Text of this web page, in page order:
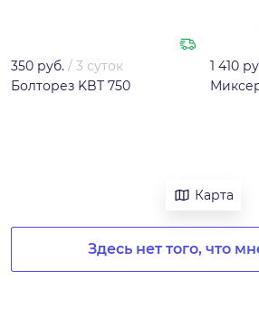
350 руб. / 3 суток
Болторез KBT 750
1 410
Карта
Здесь нет того, что